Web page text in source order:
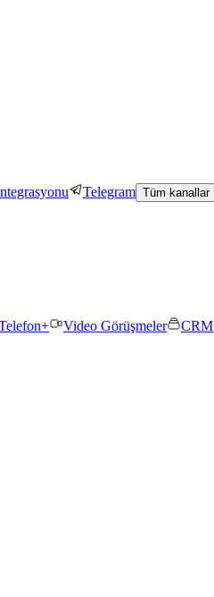
Telegram Tüm kanallar
Video Görüşmeler
CRM